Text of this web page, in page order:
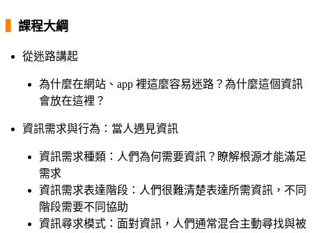
課程大綱
從迷路講起
為什麼在網站、app 裡這麼容易迷路？為什麼這個資訊
會放在這裡？
資訊需求與行為：當人遇見資訊
資訊需求種類：人們為何需要資訊？瞭解根源才能滿足
需求
資訊需求表達階段：人們很難清楚表達所需資訊，不同
階段需要不同協助
資訊尋求模式：面對資訊，人們通常混合主動尋找與被